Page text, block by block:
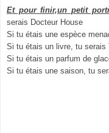
Et pour finir,un petit
serais Docteur House
Si tu étais une espèce
Si tu étais un livre, tu serais
Si tu étais un parfum de
Si tu étais une saison, tu